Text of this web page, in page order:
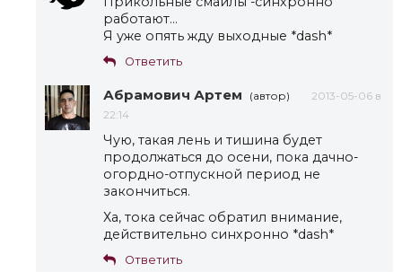
работают…
Я уже опять жду выходные *dash*
Ответить
Абрамович Артем (автор)
2013-05-06 в
22:14
Чую, такая лень и тишина будет
продолжаться до осени, пока дачно-
огордно-отпускной период не
закончиться.
Ха, тока сейчас обратил внимание,
действительно синхронно *dash*
Ответить